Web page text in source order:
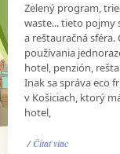
Zelený program,
waste... tieto pojmy
a reštauračná
používania
hotel, penzión,
Inak sa správa eco
v Košiciach, ktorý
hotel,
/Čítať viac